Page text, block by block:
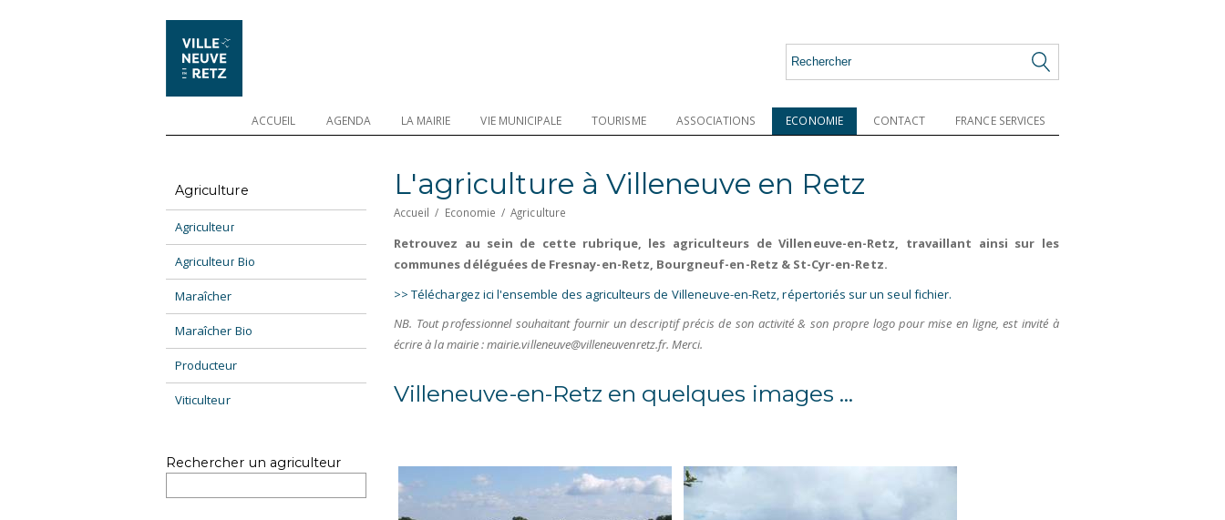
ACCUEIL AGENDA LA MAIRIE VIE MUNICIPALE TOURISME ASSOCIATIONS ECONOMIE CONTACT FRANCE SERVICES
Agriculture
Agriculteur
Agriculteur Bio
Maraîcher
Maraîcher Bio
Producteur
Viticulteur
Rechercher un agriculteur
L'agriculture à Villeneuve en Retz
Accueil / Economie /Agriculture
Retrouvez au sein de cette rubrique, les agriculteurs de Villeneuve-en-Retz, travaillant ainsi sur les
communes déléguées de Fresnay-en-Retz, Bourgneuf-en-Retz & St-Cyr-en-Retz.
>> Téléchargez ici l'ensemble des agriculteurs de Villeneuve-en-Retz, répertoriés sur un seul fichier.
NB. Tout professionnel souhaitant fournir un descriptif précis de son activité & son propre logo pour mise en ligne, est invité à
écrire à la mairie : mairie.villeneuve@villeneuvenretz.fr. Merci.
Villeneuve-en-Retz en quelques images ...